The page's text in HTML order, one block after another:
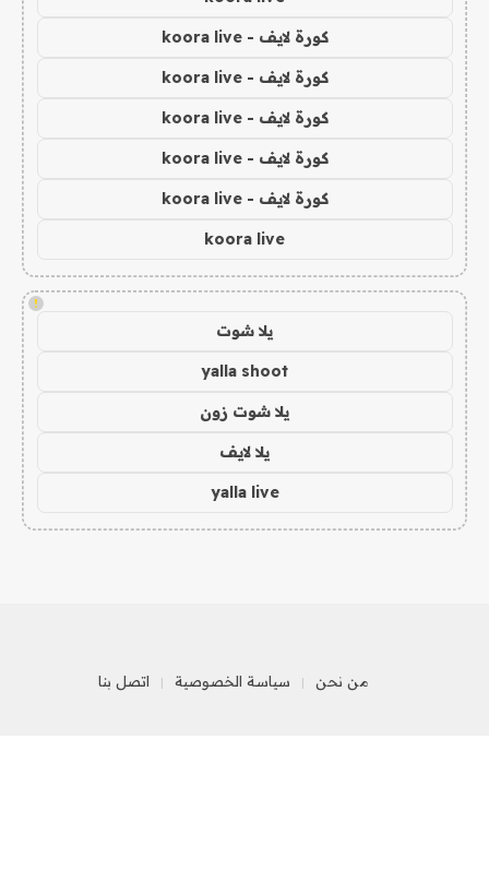
كورة لايف - koora live
كورة لايف - koora live
كورة لايف - koora live
كورة لايف - koora live
كورة لايف - koora live
koora live
!
يلا شوت
yalla shoot
يلا شوت زون
يلا لايف
yalla live
من نحن سياسة الخصوصية اتصل بنا